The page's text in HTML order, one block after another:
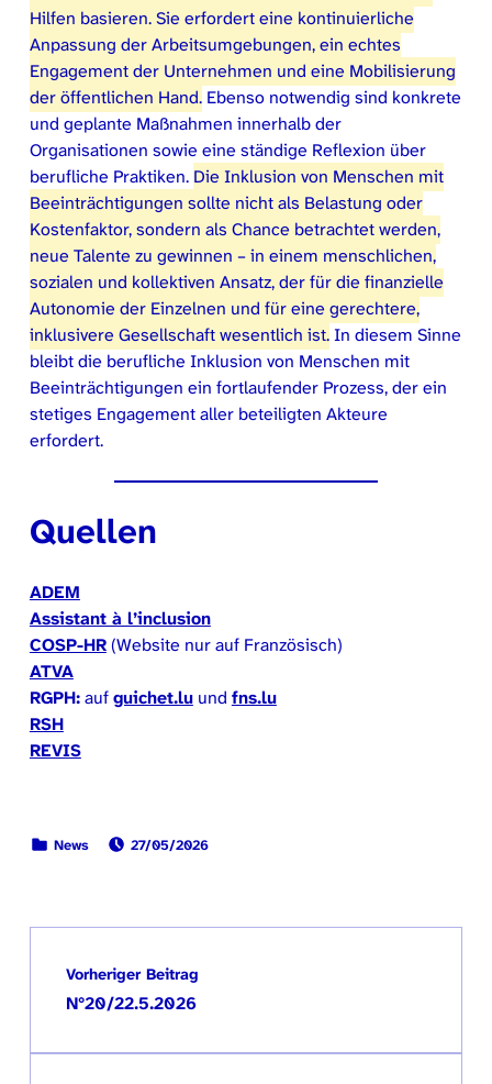
Hilfen basieren. Sie erfordert eine kontinuierliche
Anpassung der Arbeitsumgebungen, ein echtes
Engagement der Unternehmen und eine Mobilisierung
der öffentlichen Hand.Ebenso notwendig sind konkrete
und geplante Maßnahmen innerhalb der
Organisationen sowie eine ständige Reflexion über
berufliche Praktiken. Die Inklusion von Menschen mit
Beeinträchtigungen sollte nicht als Belastung oder
Kostenfaktor, sondern als Chance betrachtet werden,
neue Talente zu gewinnen – in einem menschlichen,
sozialen und kollektiven Ansatz, der für die finanzielle
Autonomie der Einzelnen und für eine gerechtere,
inklusivere Gesellschaft wesentlich ist.In diesem Sinne
bleibt die berufliche Inklusion von Menschen mit
Beeinträchtigungen ein fortlaufender Prozess, der ein
stetiges Engagement aller beteiligten Akteure
erfordert.
Quellen
ADEM
Assistant à l’inclusion
COSP-HR(Website nur auf Französisch)
ATVA
RGPH:aufguichet.luundfns.lu
RSH
REVIS
KATEGORISIERT IN:
News 27/05/2026
Beitragsnavigation
Vorheriger Beitrag
N°20/22.5.2026